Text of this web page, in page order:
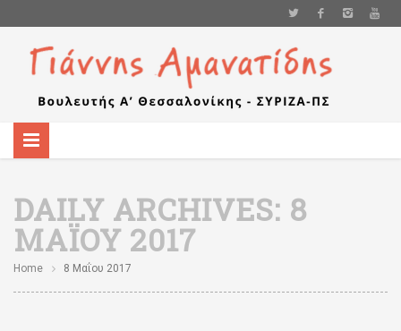
DAILY ARCHIVES: 8
ΜΑΪ́ΟΥ 2017
Home 8 Μαΐου 2017